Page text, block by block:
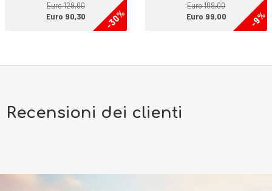
Euro 129,00
-30%
Euro 90,30
Euro 109,00
-9%
Euro 99,00
Recensioni dei clienti